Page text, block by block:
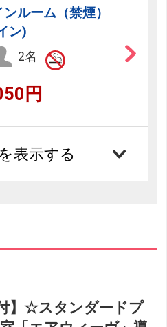
ルーム（禁煙）
ン)
2名
円
表示する
付】☆スタンダードプ